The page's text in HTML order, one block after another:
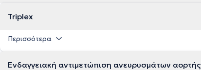
Triplex
Περισσότερα
Ενδαγγειακή αντιμετώπιση ανευρυσμάτων αορτής